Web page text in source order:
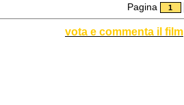
Pagina
vota e commenta il film